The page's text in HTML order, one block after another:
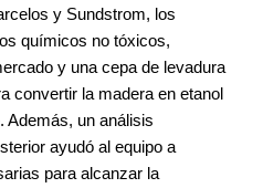
y Sundstrom, los
químicos no tóxicos,
y una cepa de levadura
convertir la madera en etanol
Además, un análisis
ayudó al equipo a
para alcanzar la